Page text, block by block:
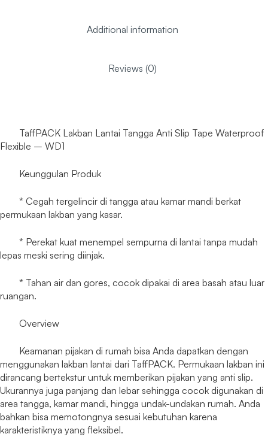
Additional information
Reviews (0)
TaffPACK Lakban Lantai Tangga Anti Slip Tape Waterproof
Flexible – WD1
Keunggulan Produk
* Cegah tergelincir di tangga atau kamar mandi berkat
permukaan lakban yang kasar.
* Perekat kuat menempel sempurna di lantai tanpa mudah
lepas meski sering diinjak.
* Tahan air dan gores, cocok dipakai di area basah atau luar
ruangan.
Overview
Keamanan pijakan di rumah bisa Anda dapatkan dengan
menggunakan lakban lantai dari TaffPACK. Permukaan lakban ini
dirancang bertekstur untuk memberikan pijakan yang anti slip.
Ukurannya juga panjang dan lebar sehingga cocok digunakan di
area tangga, kamar mandi, hingga undak-undakan rumah. Anda
bahkan bisa memotongnya sesuai kebutuhan karena
karakteristiknya yang fleksibel.